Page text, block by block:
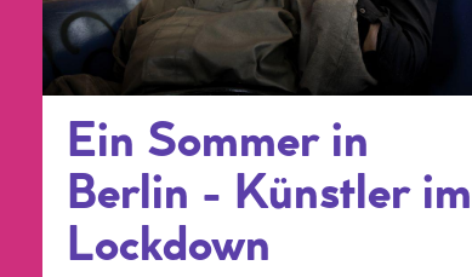
Ein Sommer in
Berlin - Künstler im
Lockdown